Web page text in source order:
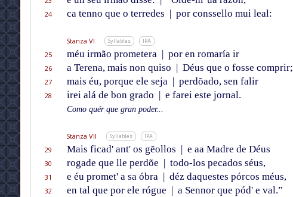
24
ca tenno que o terredes | por conssello mui leal:
Stanza VI Syllables IPA
25 méu irmão prometera | por en romaría ir
26
a Terena, mais non quiso | Déus que o fosse comprir;
27
mais éu, porque ele seja | perdõado, sen falir
28
irei alá de bon grado | e farei este jornal.
Como quér que gran poder...
Stanza VII Syllables IPA
29 Mais ficad' ant' os gẽollos | e aa Madre de Déus
30
rogade que lle perdõe | todo-los pecados séus,
31
e éu promet' a sa óbra | déz daquestes pórcos méus,
32
en tal que por ele rógue | a Sennor que pód' e val.”